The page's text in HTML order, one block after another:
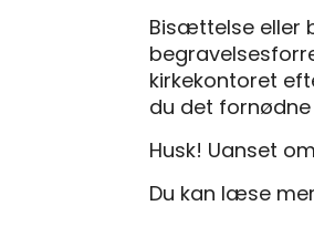
Bisættelse eller
kirkekontoret
du det
Husk! Uanset
Du kan læse